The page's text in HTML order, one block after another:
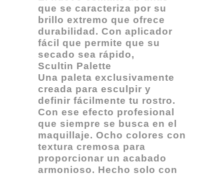
que se caracteriza por su
brillo extremo que ofrece
durabilidad. Con aplicador
fácil que permite que su
secado sea rápido,
Scultin Palette
Una paleta exclusivamente
creada para esculpir y
definir fácilmente tu rostro.
Con ese efecto profesional
que siempre se busca en el
maquillaje. Ocho colores con
textura cremosa para
proporcionar un acabado
armonioso. Hecho solo con